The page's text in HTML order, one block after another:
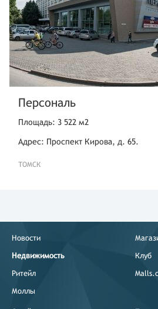
Персональ
Площадь: 3 522 м2
Адрес: Проспект Кирова, д. 65.
ТОМСК
Новости
Недвижимость
Ритейл
Моллы
Клуб